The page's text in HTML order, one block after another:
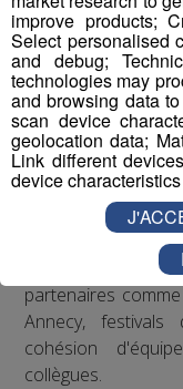
de posture sur les
clavier ont été
Concernant le
Médias
séminaires
collaborateurs de
sortent du
régulièrement
événements
partenaires
Annecy,
cohésion
collègues.
improve products;
Select personalised
and debug;
technologies may
and browsing data
scan device
geolocation data;
Link different
device